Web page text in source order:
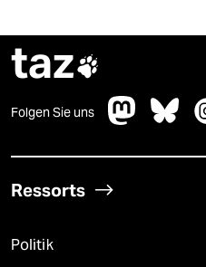
taz
Folgen Sie uns
Ressorts
Politik